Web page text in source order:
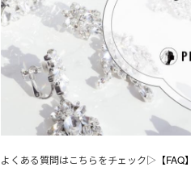
よくある質問はこちらをチェック▷ 【FAQ】